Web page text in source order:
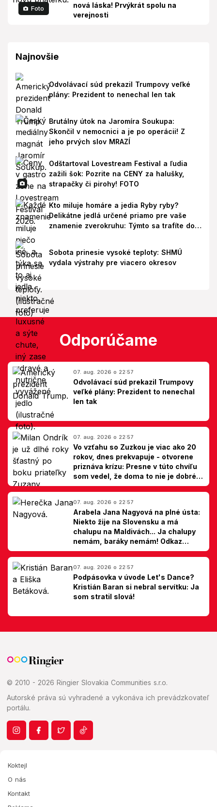
Foto
nová láska! Prvýkrát spolu na
verejnosti
Najnovšie
Odvolávací súd prekazil Trumpovy veľké
plány: Prezident to nenechal len tak
Brutálny útok na Jaromíra Soukupa:
Skončil v nemocnici a je po operácii! Z
jeho prvých slov MRAZÍ
Odštartoval Lovestream Festival a ľudia
zažili šok: Pozrite na CENY za halušky,
strapačky či pirohy! FOTO
Kto miluje homáre a jedia Ryby ryby?
Delikátne jedlá určené priamo pre vaše
znamenie zverokruhu: Týmto sa trafíte do
Sobota prinesie vysoké teploty: SHMÚ
vydala výstrahy pre viacero okresov
Odporúčame
07. aug. 2026 o 22:57
Odvolávací súd prekazil Trumpovy
veľké plány: Prezident to nenechal
len tak
07. aug. 2026 o 22:57
Vo vzťahu so Zuzkou je viac ako 20
rokov, dnes prekvapuje - otvorene
priznáva krízu: Presne v túto chvíľu
som vedel, že doma to nie je dobré,
hovorí Milan Ondrík
07. aug. 2026 o 22:57
Arabela Jana Nagyová na plné ústa:
Niekto žije na Slovensku a má
chalupu na Maldivách... Ja chalupy
nemám, baráky nemám! Odkaz
Slovákom
07. aug. 2026 o 22:57
Podpásovka v úvode Let's Dance?
Kristián Baran si nebral servítku: Ja
som stratil slová!
© 2010 - 2026 Ringier Slovakia Communities s.r.o.
Autorské práva sú vyhradené a vykonáva ich prevádzkovateľ
portálu.
Koktejl
O nás
Kontakt